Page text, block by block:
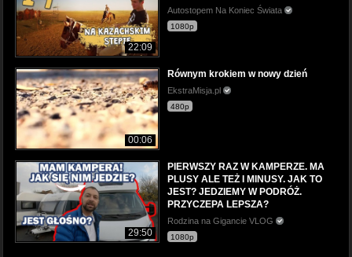
22:09
Autostopem Na Koniec Świata
1080p
00:06
Równym krokiem w nowy dzień
EkstraMisja.pl
480p
29:50
PIERWSZY RAZ W KAMPERZE. MA
PLUSY ALE TEŻ I MINUSY. JAK TO
JEST? JEDZIEMY W PODRÓŻ.
PRZYCZEPA LEPSZA?
Rodzina na Gigancie VLOG
1080p